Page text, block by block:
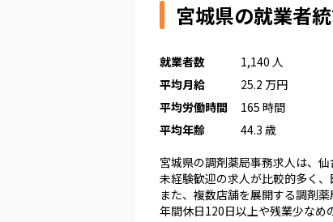
宮城県の就業者
就業者数
1,140 人
平均月給
25.2 万円
平均労働時間
165 時間
平均年齢
44.3 歳
宮城県の調剤薬局事務求人は、仙
未経験歓迎の求人が比較的多く
また、複数店舗を展開する調剤
年間休日120日以上や残業少なめ